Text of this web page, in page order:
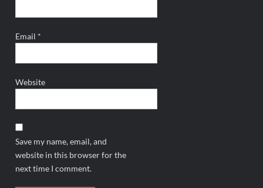
Email *
Website
Save my name, email, and
website in this browser for the
next time I comment.